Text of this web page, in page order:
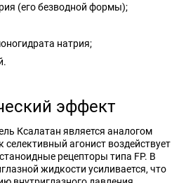
(его безводной формы);
натрия;
эффект
Ксалатан является аналогом
селективный агонист воздействует
рецепторы типа FP. В
жидкости усиливается, что